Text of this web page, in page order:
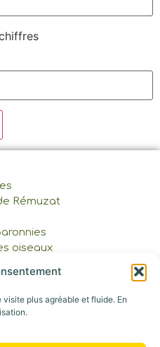
plus agréable et fluide. En
Rémuzat
oiseaux